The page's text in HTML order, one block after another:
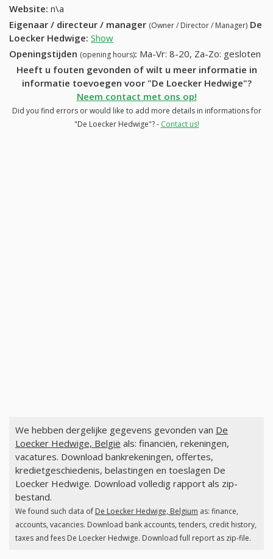
Website: n\a
Eigenaar / directeur / manager (Owner / Director / Manager) De
Loecker Hedwige: Show
Openingstijden (opening hours): Ma-Vr: 8-20, Za-Zo: gesloten
Heeft u fouten gevonden of wilt u meer informatie in
informatie toevoegen voor "De Loecker Hedwige"?
Neem contact met ons op!
Did you find errors or would like to add more details in informations for
"De Loecker Hedwige"? - Contact us!
We hebben dergelijke gegevens gevonden van De
Loecker Hedwige, België als: financiën, rekeningen,
vacatures. Download bankrekeningen, offertes,
kredietgeschiedenis, belastingen en toeslagen De
Loecker Hedwige. Download volledig rapport als zip-
bestand.
We found such data of De Loecker Hedwige, Belgium as: finance,
accounts, vacancies. Download bank accounts, tenders, credit history,
taxes and fees De Loecker Hedwige. Download full report as zip-file.